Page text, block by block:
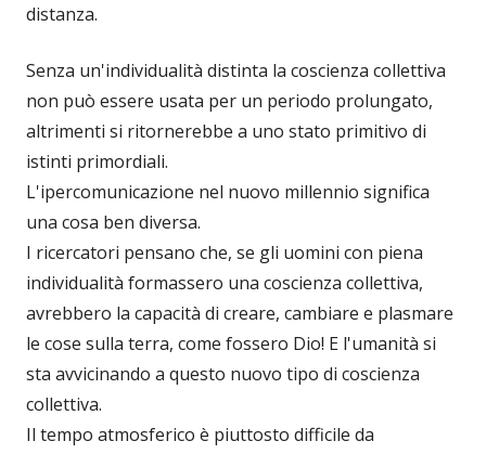
distanza.
Senza un'individualità distinta la coscienza collettiva
non può essere usata per un periodo prolungato,
altrimenti si ritornerebbe a uno stato primitivo di
istinti primordiali.
L'ipercomunicazione nel nuovo millennio significa
una cosa ben diversa.
I ricercatori pensano che, se gli uomini con piena
individualità formassero una coscienza collettiva,
avrebbero la capacità di creare, cambiare e plasmare
le cose sulla terra, come fossero Dio! E l'umanità si
sta avvicinando a questo nuovo tipo di coscienza
collettiva.
Il tempo atmosferico è piuttosto difficile da